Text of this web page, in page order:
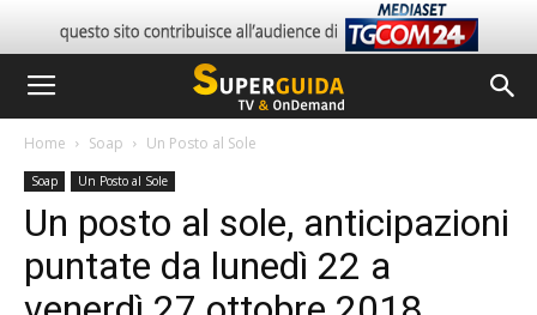
Home Soap Un Posto al Sole
Soap Un Posto al Sole
Un posto al sole, anticipazioni
puntate da lunedì 22 a